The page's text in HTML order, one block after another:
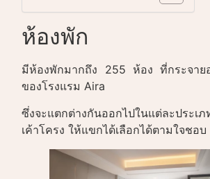
ห้องพัก
มีห้องพักมากถึง 255 ห้อง ที่กระจา
ของโรงแรม Aira
ซึ่งจะแตกต่างกันออกไปในแต่ละปร
เค้าโครง ให้แขกได้เลือกได้ตามใจชอบ